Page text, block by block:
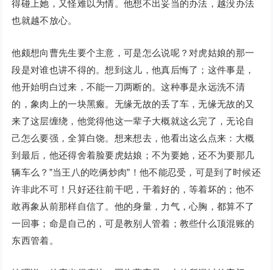
得碰上她，又怪难以为情。他想不出妥当的办法，越没办法
也就越不放心。
他颇想向曹先生要个主意，可是怎么说呢？对虎姑娘的那一
段是对谁也讲不得的。想到这儿，他真后悔了；这件事是，
他开始明白过来，不能一刀两断的。这种事是永远洗不清
的，象肉上的一块黑瘢。无缘无故的丢了车，无缘无故的又
来了这层缠绕，他觉得他这一辈子大概就这么完了，无论自
己怎么要强，全算白饶。想来想去，他看出这么点来：大概
到最后，他还得舍着脸要虎姑娘；不为要她，还不为要那几
辆车么？”当王八的吃俩炒肉”！他不能忍受，可是到了时候还
许非此不可！只好还往前干吧，干着好的，等着坏的；他不
敢再象从前那样自信了。他的身量，力气，心胸，都算不了
一回事；命是自己的，可是教别人管着；教些什么顶混账的
东西管着。